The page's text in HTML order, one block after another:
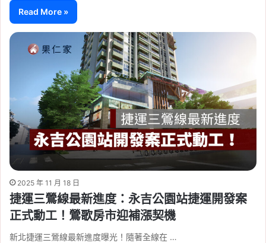
Read More »
2025 年 11 月 18 日
捷運三鶯線最新進度：永吉公園站捷運開發案
正式動工！鶯歌房市迎補漲契機
新北捷運三鶯線最新進度曝光！隨著全線在 …